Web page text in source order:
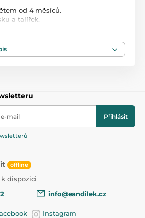
od 4 měsíců.
a talířek.
troubě.
v kategoriích
e-mail Přihlásit
offline
k dispozici
info@eandilek.cz
Instagram